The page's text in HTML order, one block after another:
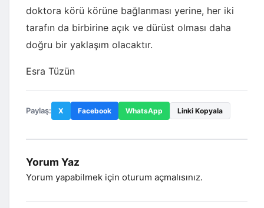
doktora körü körüne bağlanması yerine, her iki
tarafın da birbirine açık ve dürüst olması daha
doğru bir yaklaşım olacaktır.
Esra Tüzün
Paylaş: X Facebook WhatsApp Linki Kopyala
Yorum Yaz
Yorum yapabilmek için oturum açmalısınız.